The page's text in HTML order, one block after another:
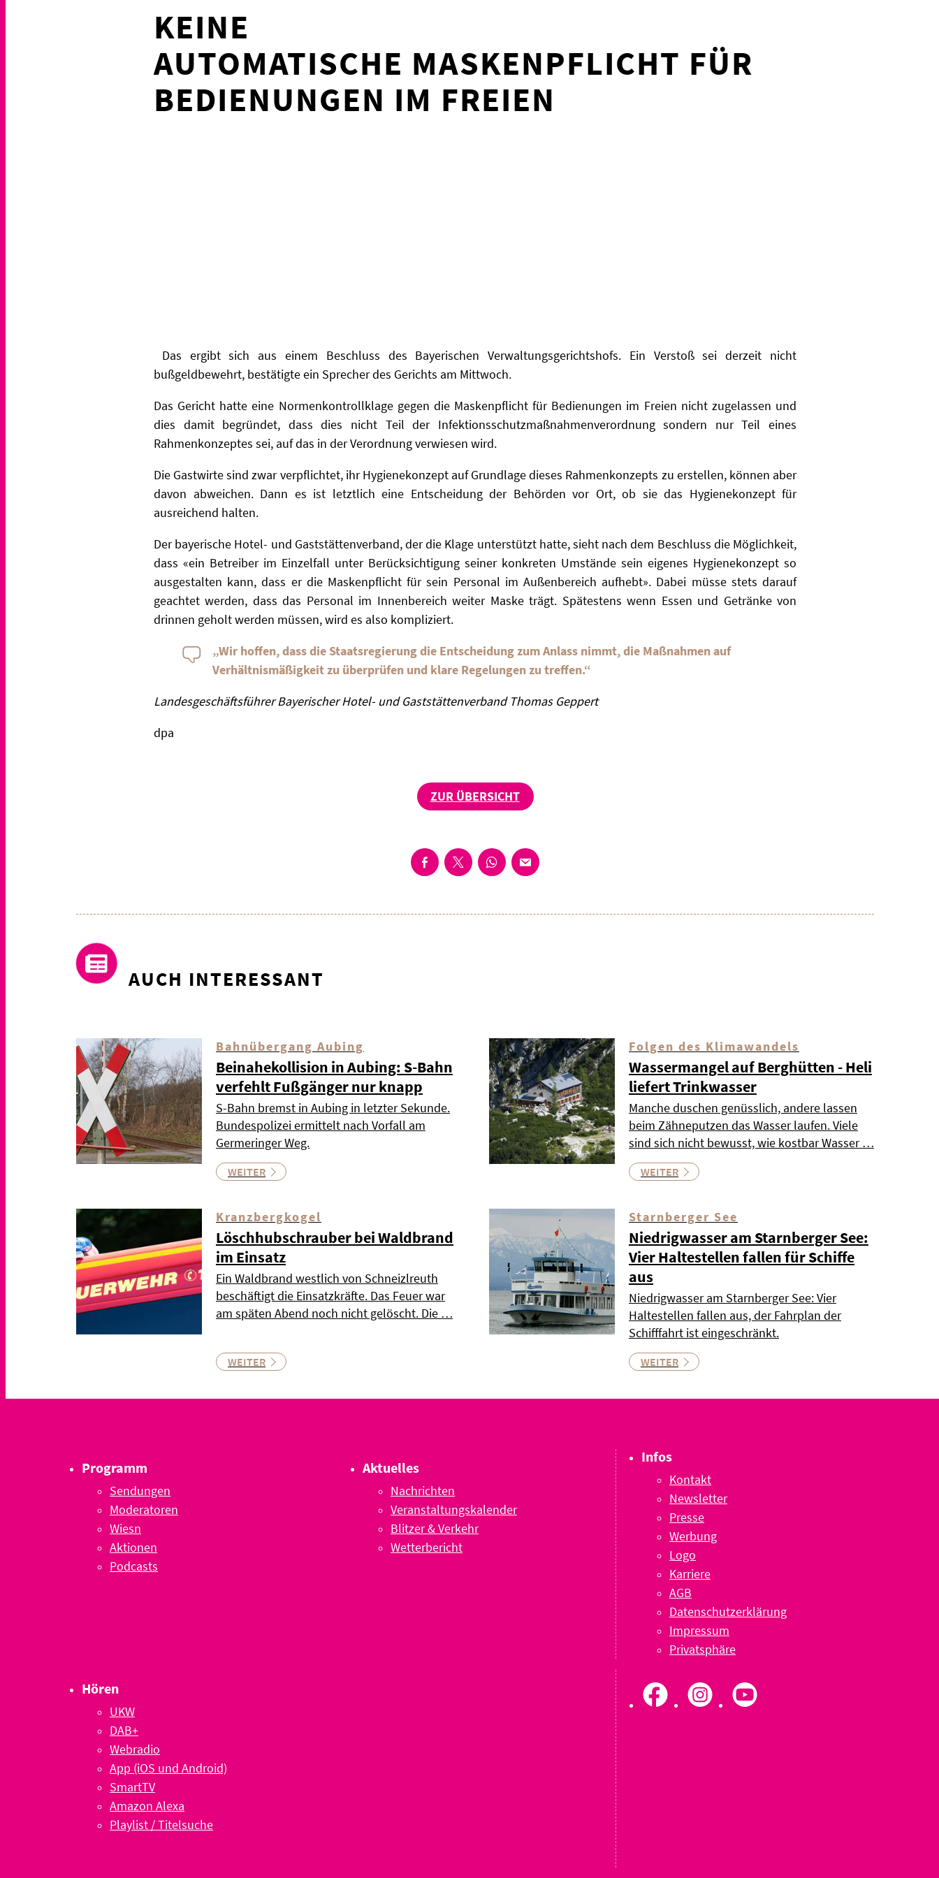
KEINE
AUTOMATISCHE MASKENPFLICHT FÜR
BEDIENUNGEN IM FREIEN
Das ergibt sich aus einem Beschluss des Bayerischen Verwaltungsgerichtshofs. Ein Verstoß sei derzeit nicht
bußgeldbewehrt, bestätigte ein Sprecher des Gerichts am Mittwoch.
Das Gericht hatte eine Normenkontrollklage gegen die Maskenpflicht für Bedienungen im Freien nicht zugelassen und
dies damit begründet, dass dies nicht Teil der Infektionsschutzmaßnahmenverordnung sondern nur Teil eines
Rahmenkonzeptes sei, auf das in der Verordnung verwiesen wird.
Die Gastwirte sind zwar verpflichtet, ihr Hygienekonzept auf Grundlage dieses Rahmenkonzepts zu erstellen, können aber
davon abweichen. Dann es ist letztlich eine Entscheidung der Behörden vor Ort, ob sie das Hygienekonzept für
ausreichend halten.
Der bayerische Hotel- und Gaststättenverband, der die Klage unterstützt hatte, sieht nach dem Beschluss die Möglichkeit,
dass «ein Betreiber im Einzelfall unter Berücksichtigung seiner konkreten Umstände sein eigenes Hygienekonzept so
ausgestalten kann, dass er die Maskenpflicht für sein Personal im Außenbereich aufhebt». Dabei müsse stets darauf
geachtet werden, dass das Personal im Innenbereich weiter Maske trägt. Spätestens wenn Essen und Getränke von
drinnen geholt werden müssen, wird es also kompliziert.
„Wir hoffen, dass die Staatsregierung die Entscheidung zum Anlass nimmt, die Maßnahmen auf
Verhältnismäßigkeit zu überprüfen und klare Regelungen zu treffen.“
Landesgeschäftsführer Bayerischer Hotel- und Gaststättenverband Thomas Geppert
dpa
ZUR ÜBERSICHT
AUCH INTERESSANT
Bahnübergang Aubing
Beinahekollision in Aubing: S-Bahn
verfehlt Fußgänger nur knapp
S-Bahn bremst in Aubing in letzter Sekunde.
Bundespolizei ermittelt nach Vorfall am
Germeringer Weg.
WEITER
Folgen des Klimawandels
Wassermangel auf Berghütten - Heli
liefert Trinkwasser
Manche duschen genüsslich, andere lassen
beim Zähneputzen das Wasser laufen. Viele
sind sich nicht bewusst, wie kostbar Wasser …
WEITER
Kranzbergkogel
Löschhubschrauber bei Waldbrand
im Einsatz
Ein Waldbrand westlich von Schneizlreuth
beschäftigt die Einsatzkräfte. Das Feuer war
am späten Abend noch nicht gelöscht. Die …
WEITER
Starnberger See
Niedrigwasser am Starnberger See:
Vier Haltestellen fallen für Schiffe
aus
Niedrigwasser am Starnberger See: Vier
Haltestellen fallen aus, der Fahrplan der
Schifffahrt ist eingeschränkt.
WEITER
Programm
Sendungen
Moderatoren
Wiesn
Aktionen
Podcasts
Aktuelles
Nachrichten
Veranstaltungskalender
Blitzer & Verkehr
Wetterbericht
Hören
UKW
DAB+
Webradio
App (iOS und Android)
SmartTV
Amazon Alexa
Playlist / Titelsuche
Infos
Kontakt
Newsletter
Presse
Werbung
Logo
Karriere
AGB
Datenschutzerklärung
Impressum
Privatsphäre